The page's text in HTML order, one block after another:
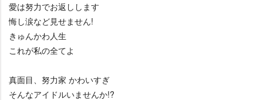
愛は努力でお返しします
悔し涙など見せません!
きゅんかわ人生
これが私の全てよ
真面目、努力家 かわいすぎ
そんなアイドルいませんか!?